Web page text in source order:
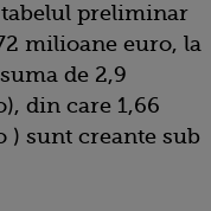
preliminar
milioane euro, la
de 2,9
din care 1,66
) sunt creante sub